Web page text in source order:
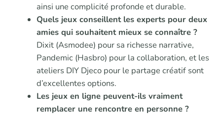
ainsi une complicité profonde et durable.
Quels jeux conseillent les experts pour deux
amies qui souhaitent mieux se connaître ?
Dixit (Asmodee) pour sa richesse narrative,
Pandemic (Hasbro) pour la collaboration, et les
ateliers DIY Djeco pour le partage créatif sont
d’excellentes options.
Les jeux en ligne peuvent-ils vraiment
remplacer une rencontre en personne ?